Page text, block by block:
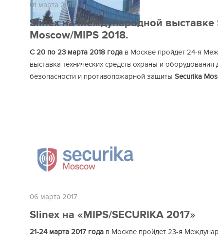
01 марта 2018
Slinex на Международной выставке
Moscow/MIPS 2018.
С 20 по 23 марта 2018 годав Москве пройдет 24-я
выставка технических средств охраны и оборудования
безопасности и противопожарной защиты Securika
06 марта 2017
Slinex на «MIPS/SECURIKA 2017»
21-24 марта 2017 годав Москве пройдет 23-я